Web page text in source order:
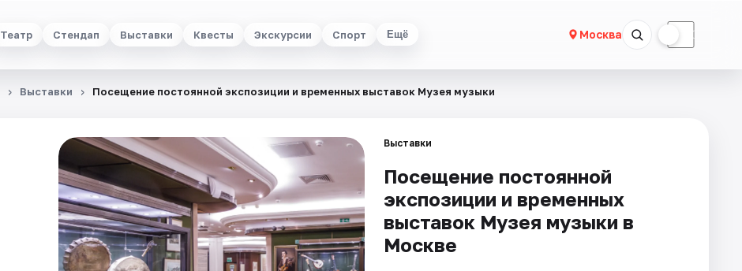
Театр Стендап Выставки Квесты Экскурсии Спорт Ещё Москва ☾
Выставки Посещение постоянной экспозиции и временных выставок Музея музыки
Выставки
Посещение постоянной
экспозиции и временных
выставок Музея музыки в
Москве